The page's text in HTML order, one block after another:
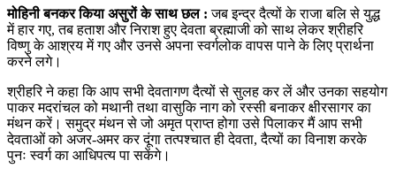
मोहिनी बनकर किया असुरों के साथ छल : जब इन्द्र दैत्यों के राजा बलि से युद्ध
में हार गए, तब हताश और निराश हुए देवता ब्रह्माजी को साथ लेकर श्रीहरि
विष्णु के आश्रय में गए और उनसे अपना स्वर्गलोक वापस पाने के लिए प्रार्थना
करने लगे।
श्रीहरि ने कहा कि आप सभी देवतागण दैत्यों से सुलह कर लें और उनका सहयोग
पाकर मदरांचल को मथानी तथा वासुकि नाग को रस्सी बनाकर क्षीरसागर का
मंथन करें। समुद्र मंथन से जो अमृत प्राप्त होगा उसे पिलाकर मैं आप सभी
देवताओं को अजर-अमर कर दूंगा तत्पश्चात ही देवता, दैत्यों का विनाश करके
पुनः स्वर्ग का आधिपत्य पा सकेंगे।